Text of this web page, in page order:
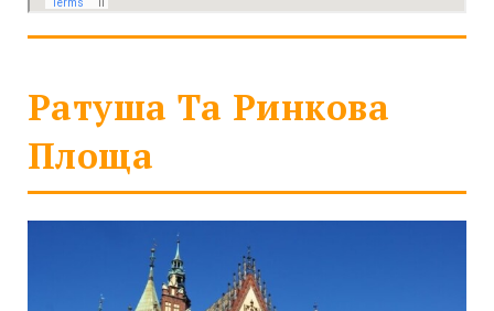
Ратуша Та Ринкова
Площа